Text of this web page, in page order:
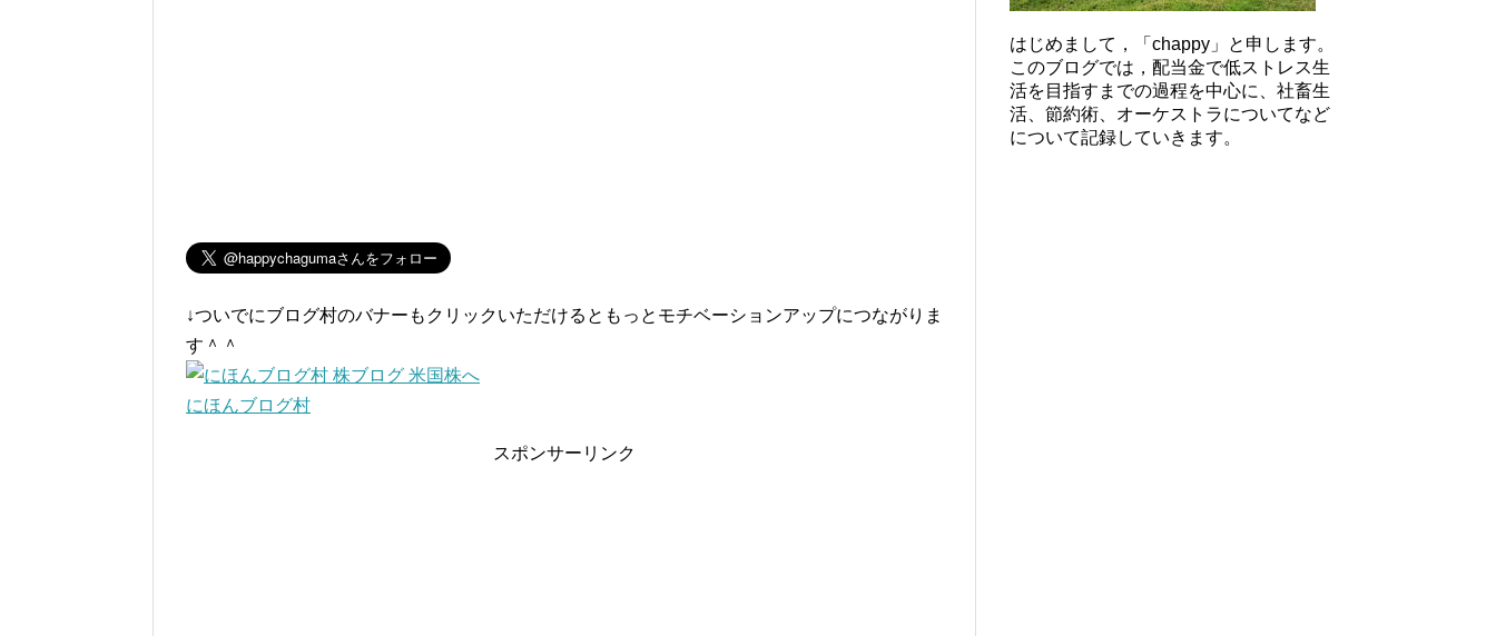
↓ついでにブログ村のバナーもクリックいただけるともっとモチベーションアップにつながりま
す＾＾
にほんブログ村
スポンサーリンク
はじめまして，「chappy」と申します。
このブログでは，配当金で低ストレス生
活を目指すまでの過程を中心に、社畜生
活、節約術、オーケストラについてなど
について記録していきます。